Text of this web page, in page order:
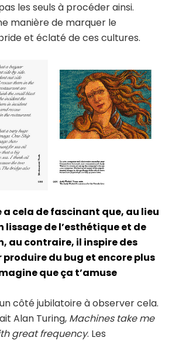
les seuls à procéder ainsi.
manière de marquer le
et éclaté de ces cultures.
a cela de fascinant que, au lieu
lissage de l’esthétique et de
au contraire, il inspire des
du bug et encore plus
que ça t’amuse
côté jubilatoire à observer cela.
Alan Turing, Machines take me
great frequency. Les